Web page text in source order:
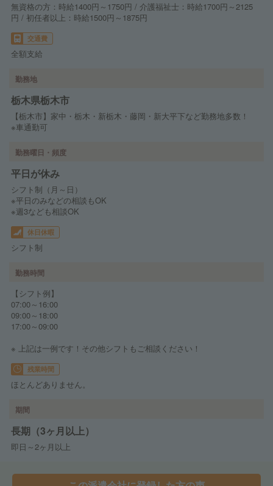
無資格の方：時給1400円～1750円 / 介護福祉士：時給1700円～2125
円 / 初任者以上：時給1500円～1875円
交通費
全額支給
勤務地
栃木県栃木市
【栃木市】家中・栃木・新栃木・藤岡・新大平下など勤務地多数！
※車通勤可
勤務曜日・頻度
平日が休み
シフト制（月～日）
※平日のみなどの相談もOK
※週3なども相談OK
休日休暇
シフト制
勤務時間
【シフト例】
07:00～16:00
09:00～18:00
17:00～09:00
※ 上記は一例です！その他シフトもご相談ください！
残業時間
ほとんどありません。
期間
長期（3ヶ月以上）
即日～2ヶ月以上